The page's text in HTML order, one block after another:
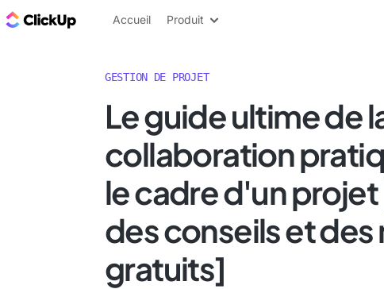
ClickUp Blog
Accueil Produit
GESTION DE PROJET
Le guide ultime de
collaboration
le cadre d'un
des conseils et
gratuits]